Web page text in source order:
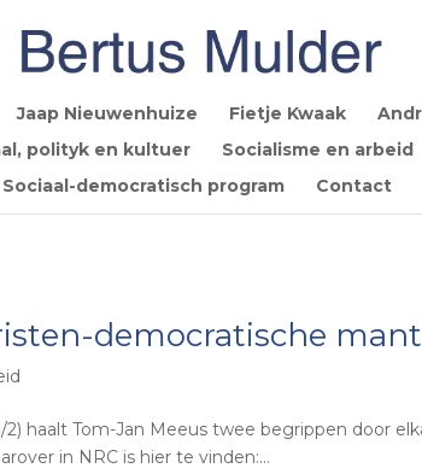
Jaap Nieuwenhuize Fietje Kwaak
polityk en kultuer Socialisme en arbeid
Sociaal-democratisch program
Contact
democratische
haalt Tom-Jan Meeus twee begrippen door
in NRC is hier te vinden:...